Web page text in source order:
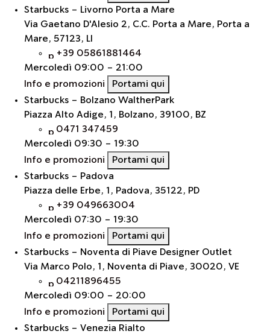
Starbucks - Livorno Porta a Mare
Via Gaetano D'Alesio 2, C.C. Porta a Mare, Porta a
Mare, 57123, LI
+39 05861881464
Mercoledì 09:00 - 21:00
Info e promozioni
Portami qui
Starbucks – Bolzano WaltherPark
Piazza Alto Adige, 1, Bolzano, 39100, BZ
0471 347459
Mercoledì 09:30 - 19:30
Info e promozioni
Portami qui
Starbucks - Padova
Piazza delle Erbe, 1, Padova, 35122, PD
+39 049663004
Mercoledì 07:30 - 19:30
Info e promozioni
Portami qui
Starbucks - Noventa di Piave Designer Outlet
Via Marco Polo, 1, Noventa di Piave, 30020, VE
04211896455
Mercoledì 09:00 - 20:00
Info e promozioni
Portami qui
Starbucks - Venezia Rialto